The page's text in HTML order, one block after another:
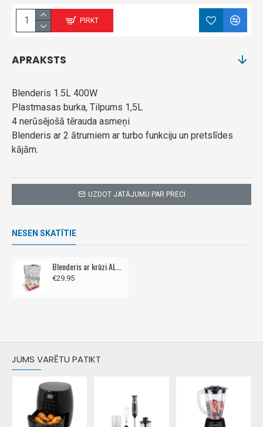
PIRKT
UZDOT JATĀJUMU PAR PRECI
APRAKSTS
Blenderis 1.5L 400W
Plastmasas burka, Tilpums 1,5L
4 nerūsējošā tērauda asmeņi
Blenderis ar 2 ātrumiem ar turbo funkciju un pretslīdes
kājām.
NESEN SKATĪTIE
€29.95
JUMS VARĒTU PATIKT